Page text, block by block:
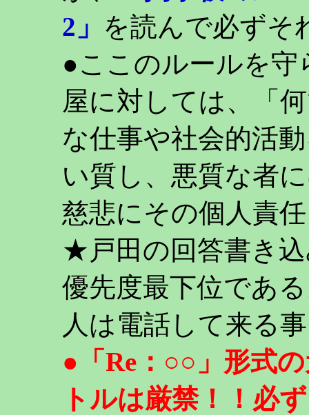
2」 を読んで必ずそ
●ここのルールを守
屋に対しては、「
な仕事や社会的活
い質し、悪質な者
慈悲にその個人責
★戸田の回答書き
優先度最下位であ
人は電話して来る
●「Re：○○」形式
トルは厳禁！！必